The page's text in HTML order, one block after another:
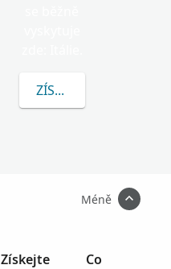
ZÍSKEJTE VÍCE
Méně
Získejte
Co